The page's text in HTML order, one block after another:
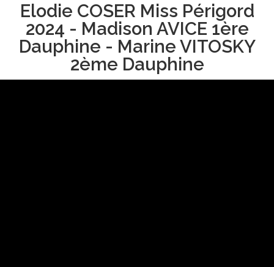
Elodie COSER Miss Périgord
2024 - Madison AVICE 1ère
Dauphine - Marine VITOSKY
2ème Dauphine